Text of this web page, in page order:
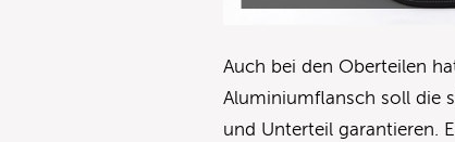
Auch bei den Oberteilen
Aluminiumflansch soll die
und Unterteil garantieren.